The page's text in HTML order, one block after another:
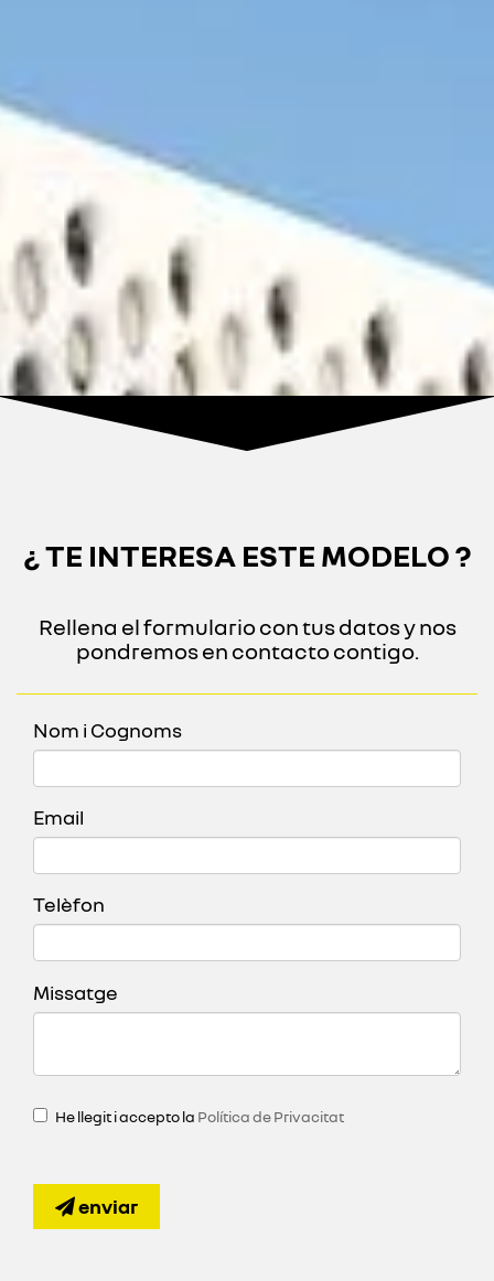
¿ TE INTERESA ESTE MODELO ?
Rellena el formulario con tus datos y nos
pondremos en contacto contigo.
Nom i Cognoms
Email
Telèfon
Missatge
He llegit i accepto la Política de Privacitat
enviar